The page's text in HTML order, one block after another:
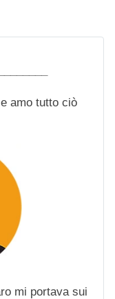
e amo tutto ciò
mi portava sui